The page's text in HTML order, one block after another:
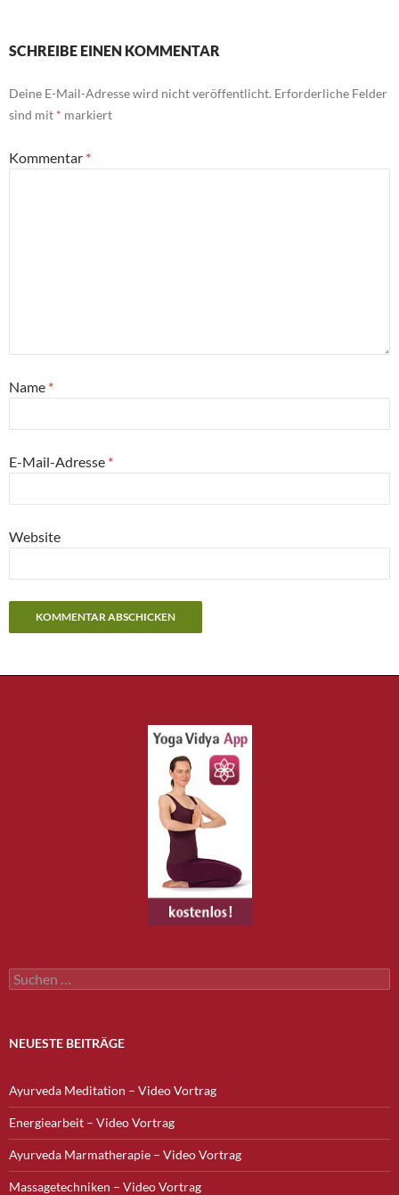
SCHREIBE EINEN KOMMENTAR
Deine E-Mail-Adresse wird nicht veröffentlicht. Erforderliche Felder
sind mit * markiert
Kommentar *
Name *
E-Mail-Adresse *
Website
Suchen
nach:
NEUESTE BEITRÄGE
Ayurveda Meditation – Video Vortrag
Energiearbeit – Video Vortrag
Ayurveda Marmatherapie – Video Vortrag
Massagetechniken – Video Vortrag